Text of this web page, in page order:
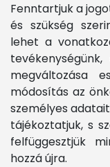
Fenntartjuk a
és szükség
lehet a
megváltozása
módosítás az
személyes
tájékoztatjuk, s
felfüggesztjük
hozzá újra.